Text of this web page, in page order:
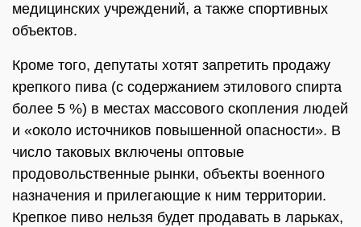
медицинских учреждений, а также спортивных
объектов.
Кроме того, депутаты хотят запретить продажу
крепкого пива (с содержанием этилового спирта
более 5 %) в местах массового скопления людей
и «около источников повышенной опасности». В
число таковых включены оптовые
продовольственные рынки, объекты военного
назначения и прилегающие к ним территории.
Крепкое пиво нельзя будет продавать в ларьках,